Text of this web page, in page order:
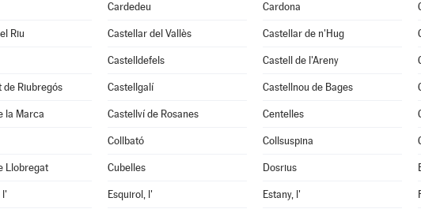
Cardedeu Cardona
Riu Castellar del Vallès Castellar de n'Hug
Castelldefels Castell de l'Areny
de Riubregós Castellgalí Castellnou de Bages
la Marca Castellví de Rosanes Centelles
Collbató Collsuspina
Llobregat Cubelles Dosrius
l' Esquirol, l' Estany, l'